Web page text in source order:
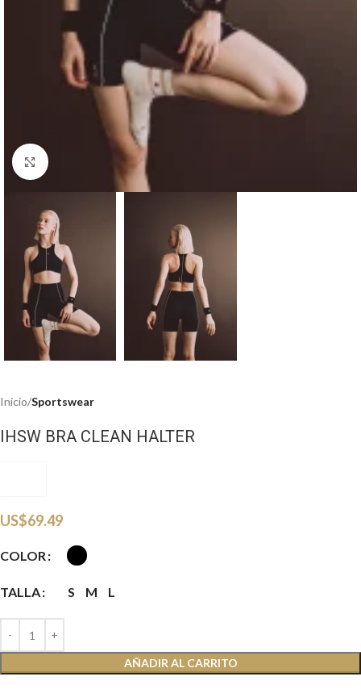
Haga clic para ampliar
Inicio Sportswear
IHSW BRA CLEAN HALTER
US$69.49
COLOR
TALLA S M L
AÑADIR AL CARRITO